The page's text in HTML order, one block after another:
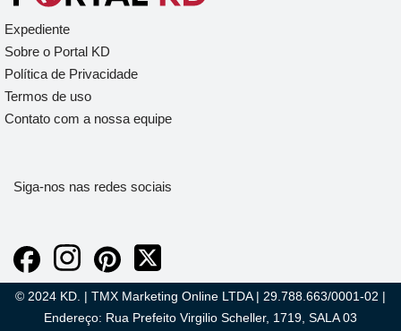
Expediente
Sobre o Portal KD
Política de Privacidade
Termos de uso
Contato com a nossa equipe
Siga-nos nas redes sociais
© 2024 KD. | TMX Marketing Online LTDA | 29.788.663/0001-02 |
Endereço: Rua Prefeito Virgilio Scheller, 1719, SALA 03